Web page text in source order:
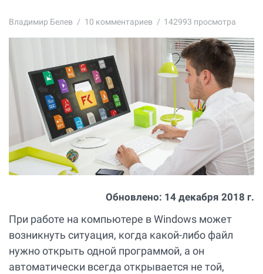
Владимир Белев 10 комментариев 142993 просмотра
Обновлено: 14 декабря 2018 г.
При работе на компьютере в Windows может
возникнуть ситуация, когда какой-либо файл
нужно открыть одной программой, а он
автоматически всегда открывается не той,